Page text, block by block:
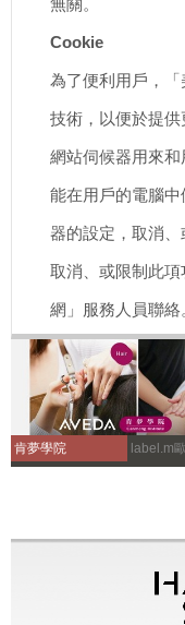
Cookie
為了便利用戶，
技術，以便於提
網站伺候器用來
能在用戶的電腦
器的設定，取消
取消、或限制此
網」服務人員聯絡
肯夢學院 label.m